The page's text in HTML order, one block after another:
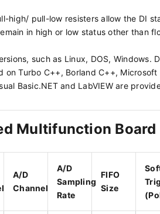
high/ pull-low resisters allow the DI
in high or low status other than
such as Linux, DOS, Windows.
on Turbo C++, Borland C++,
Basic.NET and LabVIEW are
Multifunction
A/D
Channel
A/D
Sampling
Rate
FIFO
Size